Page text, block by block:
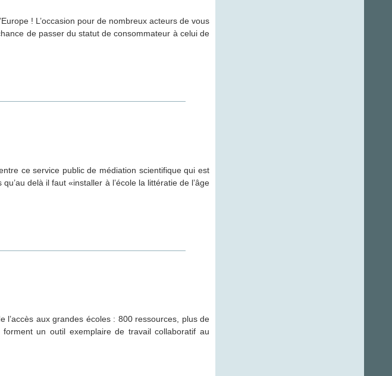
! L’occasion pour de nombreux acteurs de vous
de passer du statut de consommateur à celui de
ce service public de médiation scientifique qui est
delà il faut «installer à l’école la littératie de l’âge
l’accès aux grandes écoles : 800 ressources, plus de
un outil exemplaire de travail collaboratif au